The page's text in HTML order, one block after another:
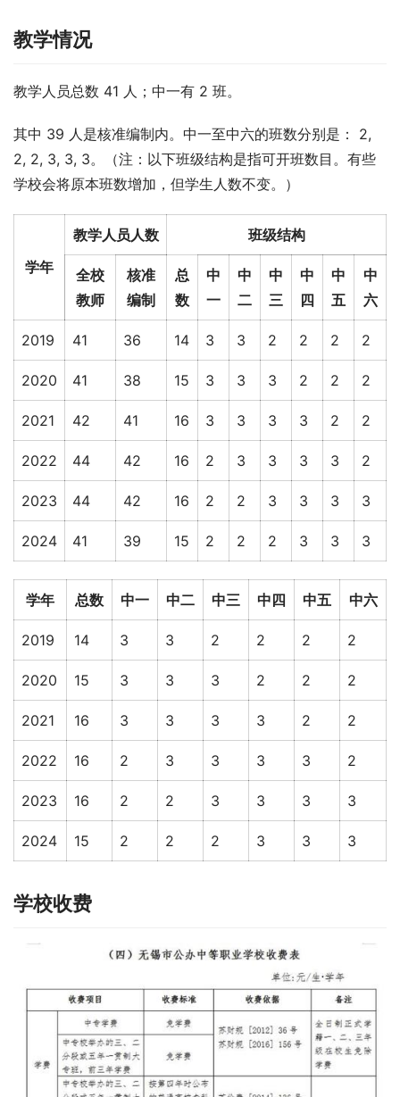
教学情况
教学人员总数 41 人；中一有 2 班。
其中 39 人是核准编制内。中一至中六的班数分别是： 2,
2, 2, 3, 3, 3。（注：以下班级结构是指可开班数目。有些
学校会将原本班数增加，但学生人数不变。）
学年
教学人员人数 班级结构
全校
教师
核准
编制
总
数
中
一
中
二
中
三
中
四
中
五
中
六
2019 41 36 14 3 3 2 2 2 2
2020 41 38 15 3 3 3 2 2 2
2021 42 41 16 3 3 3 3 2 2
2022 44 42 16 2 3 3 3 3 2
2023 44 42 16 2 2 3 3 3 3
2024 41 39 15 2 2 2 3 3 3
学年 总数 中一 中二 中三 中四 中五 中六
2019 14 3 3 2 2 2 2
2020 15 3 3 3 2 2 2
2021 16 3 3 3 3 2 2
2022 16 2 3 3 3 3 2
2023 16 2 2 3 3 3 3
2024 15 2 2 2 3 3 3
学校收费